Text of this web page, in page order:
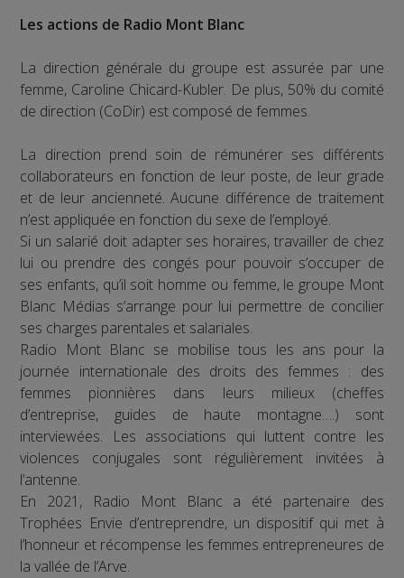
Les actions de Radio Mont Blanc
La direction générale du groupe est assurée par une
femme, Caroline Chicard-Kubler. De plus, 50% du comité
de direction (CoDir) est composé de femmes.
La direction prend soin de rémunérer ses différents
collaborateurs en fonction de leur poste, de leur grade
et de leur ancienneté. Aucune différence de traitement
n’est appliquée en fonction du sexe de l’employé.
Si un salarié doit adapter ses horaires, travailler de chez
lui ou prendre des congés pour pouvoir s’occuper de
ses enfants, qu’il soit homme ou femme, le groupe Mont
Blanc Médias s’arrange pour lui permettre de concilier
ses charges parentales et salariales.
Radio Mont Blanc se mobilise tous les ans pour la
journée internationale des droits des femmes : des
femmes pionnières dans leurs milieux (cheffes
d’entreprise, guides de haute montagne….) sont
interviewées. Les associations qui luttent contre les
violences conjugales sont régulièrement invitées à
l’antenne.
En 2021, Radio Mont Blanc a été partenaire des
Trophées Envie d’entreprendre, un dispositif qui met à
l’honneur et récompense les femmes entrepreneures de
la vallée de l’Arve.